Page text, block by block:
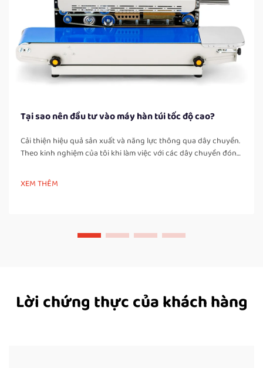
Tại sao nên đầu tư vào máy hàn túi tốc độ cao?
Cải thiện hiệu quả sản xuất và năng lực thông qua dây chuyền.
Theo kinh nghiệm của tôi khi làm việc với các dây chuyền đóng
một trong những cải tiến rõ rệt nhất ngay sau khi lắp đặt máy
hàn túi tốc độ cao là sự gia tăng đáng kể…
XEM THÊM
Lời chứng thực của khách hàng